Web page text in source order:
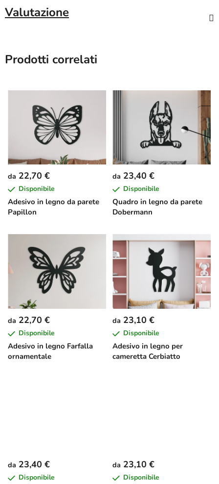
Valutazione
Prodotti correlati
Adesivo in legno da parete
Papillon
da 22,70 €
Disponibile
Quadro in legno da parete
Dobermann
da 23,40 €
Disponibile
Adesivo in legno Farfalla
ornamentale
da 22,70 €
Disponibile
Adesivo in legno per
cameretta Cerbiatto
da 23,10 €
Disponibile
da 23,40 €
Disponibile
da 23,10 €
Disponibile